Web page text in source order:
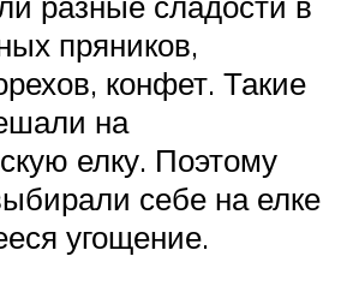
пряников,
конфет. Такие
на
елку. Поэтому
себе на елке
угощение.